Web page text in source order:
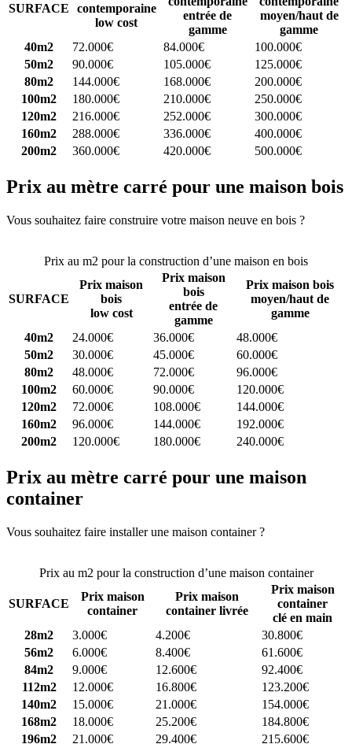
SURFACE
contemporaine
low cost
entrée de
gamme
moyen/haut de
gamme
40m2
72.000€ 84.000€
100.000€
50m2
90.000€ 105.000€
125.000€
80m2
144.000€ 168.000€
200.000€
100m2
180.000€ 210.000€
250.000€
120m2
216.000€ 252.000€
300.000€
160m2
288.000€ 336.000€
400.000€
200m2
360.000€ 420.000€ 500.000€
Prix au mètre carré pour une maison bois
Vous souhaitez faire construire votre maison neuve en bois ?
Prix au m2 pour la construction d’une maison en bois
SURFACE
Prix maison
bois
low cost
Prix maison
bois
entrée de
gamme
Prix maison bois
moyen/haut de
gamme
40m2
24.000€ 36.000€
48.000€
50m2
30.000€ 45.000€
60.000€
80m2
48.000€ 72.000€
96.000€
100m2
60.000€ 90.000€
120.000€
120m2
72.000€ 108.000€
144.000€
160m2
96.000€ 144.000€
192.000€
200m2
120.000€ 180.000€ 240.000€
Prix au mètre carré pour une maison
container
Vous souhaitez faire installer une maison container ?
Prix au m2 pour la construction d’une maison container
SURFACE
Prix maison
container
Prix maison
container livrée
Prix maison
container
clé en main
28m2
3.000€ 4.200€
30.800€
56m2
6.000€ 8.400€
61.600€
84m2
9.000€ 12.600€
92.400€
112m2
12.000€ 16.800€
123.200€
140m2
15.000€ 21.000€
154.000€
168m2
18.000€ 25.200€
184.800€
196m2
21.000€ 29.400€ 215.600€